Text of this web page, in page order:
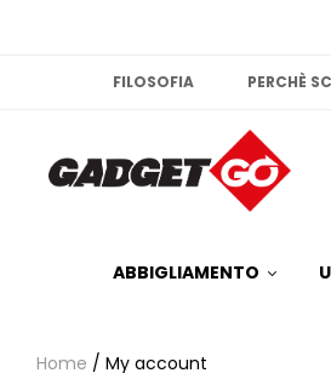
FILOSOFIA PERCHÈ
ABBIGLIAMENTO
Home / My account